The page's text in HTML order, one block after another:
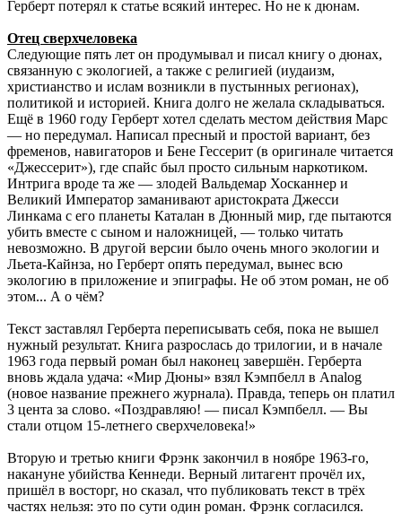
Герберт потерял к статье всякий интерес. Но не к дюнам.
Отец сверхчеловека
Следующие пять лет он продумывал и писал книгу о дюнах,
связанную с экологией, а также с религией (иудаизм,
христианство и ислам возникли в пустынных регионах),
политикой и историей. Книга долго не желала складываться.
Ещё в 1960 году Герберт хотел сделать местом действия Марс
— но передумал. Написал пресный и простой вариант, без
фременов, навигаторов и Бене Гессерит (в оригинале читается
«Джессерит»), где спайс был просто сильным наркотиком.
Интрига вроде та же — злодей Вальдемар Хосканнер и
Великий Император заманивают аристократа Джесси
Линкама с его планеты Каталан в Дюнный мир, где пытаются
убить вместе с сыном и наложницей, — только читать
невозможно. В другой версии было очень много экологии и
Льета-Кайнза, но Герберт опять передумал, вынес всю
экологию в приложение и эпиграфы. Не об этом роман, не об
этом... А о чём?
Текст заставлял Герберта переписывать себя, пока не вышел
нужный результат. Книга разрослась до трилогии, и в начале
1963 года первый роман был наконец завершён. Герберта
вновь ждала удача: «Мир Дюны» взял Кэмпбелл в Analog
(новое название прежнего журнала). Правда, теперь он платил
3 цента за слово. «Поздравляю! — писал Кэмпбелл. — Вы
стали отцом 15-летнего сверхчеловека!»
Вторую и третью книги Фрэнк закончил в ноябре 1963-го,
накануне убийства Кеннеди. Верный литагент прочёл их,
пришёл в восторг, но сказал, что публиковать текст в трёх
частях нельзя: это по сути один роман. Фрэнк согласился.